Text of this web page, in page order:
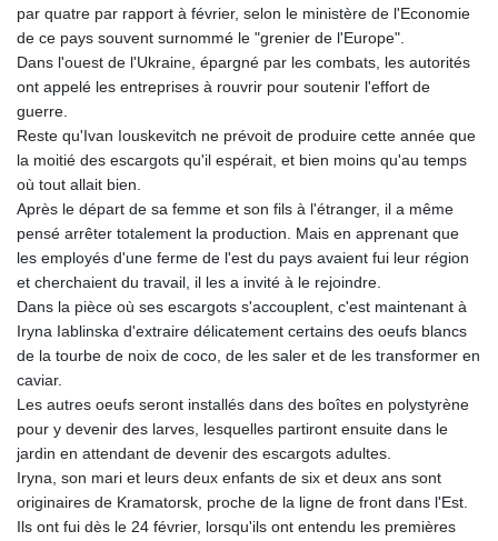
par quatre par rapport à février, selon le ministère de l'Economie
de ce pays souvent surnommé le "grenier de l'Europe".
Dans l'ouest de l'Ukraine, épargné par les combats, les autorités
ont appelé les entreprises à rouvrir pour soutenir l'effort de
guerre.
Reste qu'Ivan Iouskevitch ne prévoit de produire cette année que
la moitié des escargots qu'il espérait, et bien moins qu'au temps
où tout allait bien.
Après le départ de sa femme et son fils à l'étranger, il a même
pensé arrêter totalement la production. Mais en apprenant que
les employés d'une ferme de l'est du pays avaient fui leur région
et cherchaient du travail, il les a invité à le rejoindre.
Dans la pièce où ses escargots s'accouplent, c'est maintenant à
Iryna Iablinska d'extraire délicatement certains des oeufs blancs
de la tourbe de noix de coco, de les saler et de les transformer en
caviar.
Les autres oeufs seront installés dans des boîtes en polystyrène
pour y devenir des larves, lesquelles partiront ensuite dans le
jardin en attendant de devenir des escargots adultes.
Iryna, son mari et leurs deux enfants de six et deux ans sont
originaires de Kramatorsk, proche de la ligne de front dans l'Est.
Ils ont fui dès le 24 février, lorsqu'ils ont entendu les premières